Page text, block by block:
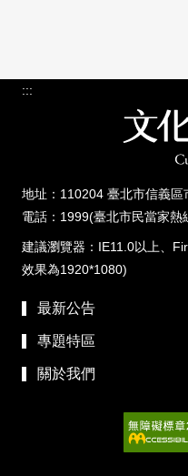
:::
地址：110204 臺北市信義
電話：1999(臺北市民當家
建議瀏覽器：IE11.0以上、
效果為1920*1080)
最新公告
專題特區
關於我們